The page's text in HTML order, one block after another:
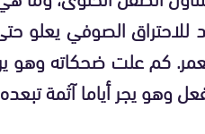
للاحتراق الصوفي
كم علت ضحكاته
وهو يجر أياما آثمة